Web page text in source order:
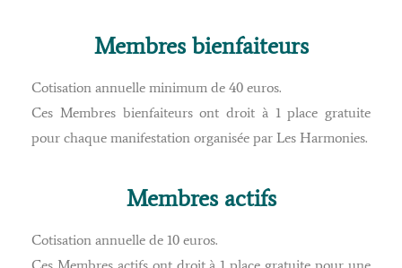
Membres bienfaiteurs
Cotisation annuelle minimum de 40 euros.
Ces Membres bienfaiteurs ont droit à 1 place gratuite
pour chaque manifestation organisée par Les Harmonies.
Membres actifs
Cotisation annuelle de 10 euros.